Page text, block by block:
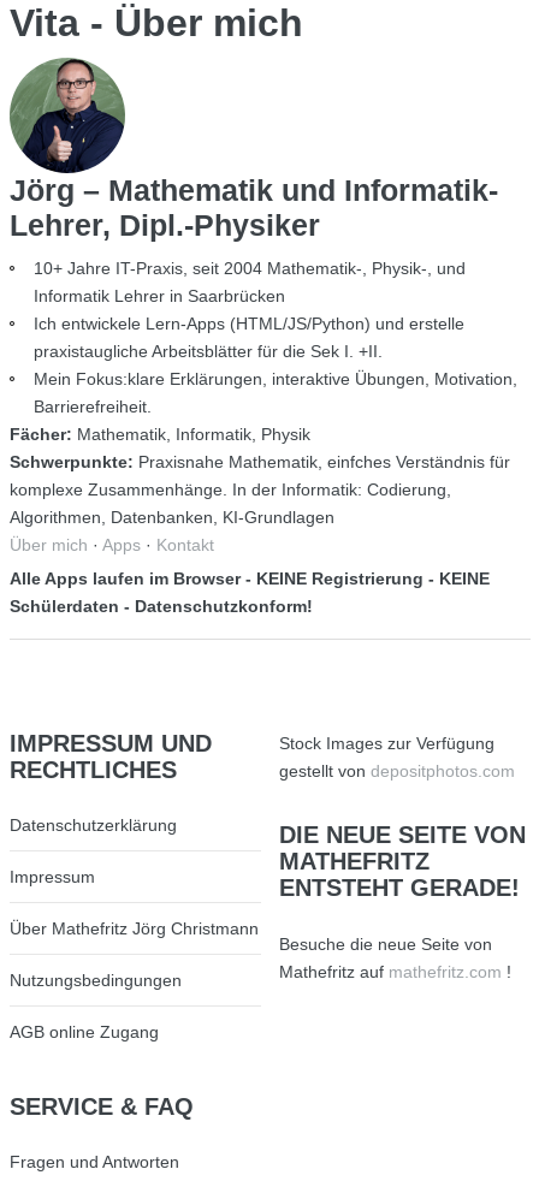
Vita - Über mich
Jörg – Mathematik und Informatik-
Lehrer, Dipl.-Physiker
10+ Jahre IT-Praxis, seit 2004 Mathematik-, Physik-, und
Informatik Lehrer in Saarbrücken
Ich entwickele Lern-Apps (HTML/JS/Python) und erstelle
praxistaugliche Arbeitsblätter für die Sek I. +II.
Mein Fokus:klare Erklärungen, interaktive Übungen, Motivation,
Barrierefreiheit.
Fächer: Mathematik, Informatik, Physik
Schwerpunkte: Praxisnahe Mathematik, einfches Verständnis für
komplexe Zusammenhänge. In der Informatik: Codierung,
Algorithmen, Datenbanken, KI-Grundlagen
Über mich · Apps· Kontakt
Alle Apps laufen im Browser - KEINE Registrierung - KEINE
Schülerdaten - Datenschutzkonform!
IMPRESSUM UND
RECHTLICHES
Datenschutzerklärung
Impressum
Über Mathefritz Jörg Christmann
Nutzungsbedingungen
AGB online Zugang
SERVICE& FAQ
Fragen und Antworten
Stock Images zur Verfügung
gestellt von depositphotos.com
DIENEUE SEITE VON
MATHEFRITZ
ENTSTEHT GERADE!
Besuche die neue Seite von
Mathefritz auf mathefritz.com !